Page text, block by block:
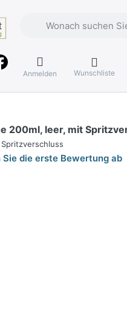
Anmelden Wunschliste
200ml, leer, mit
Sie die erste Bewertung ab